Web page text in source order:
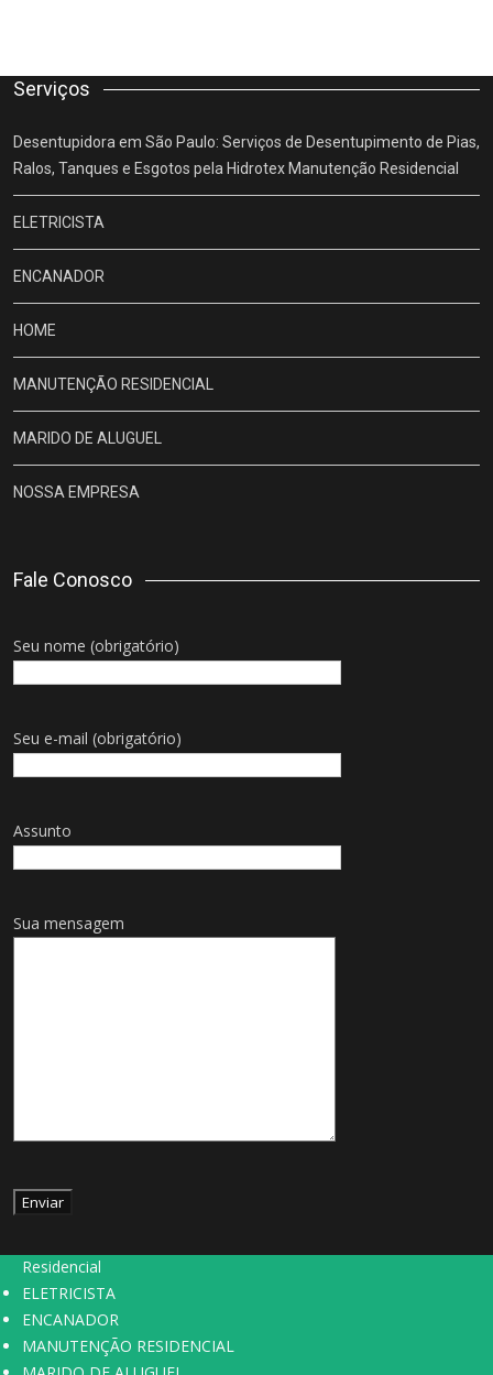
Serviços
Desentupidora em São Paulo: Serviços de Desentupimento de Pias,
Ralos, Tanques e Esgotos pela Hidrotex Manutenção Residencial
ELETRICISTA
ENCANADOR
HOME
MANUTENÇÃO RESIDENCIAL
MARIDO DE ALUGUEL
NOSSA EMPRESA
Fale Conosco
Seu nome (obrigatório)
Seu e-mail (obrigatório)
Assunto
Sua mensagem
HOME
Desentupidora em São Paulo: Serviços de Desentupimento de
Residencial
ELETRICISTA
ENCANADOR
MANUTENÇÃO RESIDENCIAL